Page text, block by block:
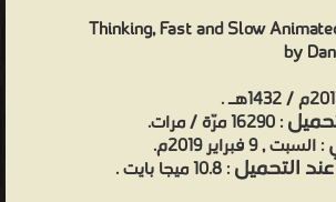
Thinking, Fast and Slow
by
: 16290 مرّة / مرات.
: السبت , 9 فبراير 2019م.
التحميل: 10.8 ميجا بايت .